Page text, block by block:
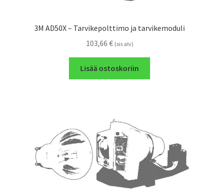
3M AD50X – Tarvikepolttimo ja tarvikemoduli
103,66 € (sis alv)
Lisää ostoskoriin